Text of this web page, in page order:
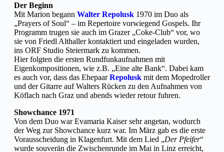
Der Beginn
Mit Marion begann Walter Repolusk 1970 im Duo als
„Prayers of Soul“ – im Repertoire vorwiegend Gospels. Ihr
Programm trugen sie auch im Grazer „Coke-Club“ vor, wo
sie von Friedl Althaller kontaktiert und eingeladen wurden,
ins ORF Studio Steiermark zu kommen.
Hier folgten die ersten Rundfunkaufnahmen mit
Eigenkompositionen, wie z.B. „Eine alte Bank“. Dabei kam
es auch vor, dass das EhepaarRepolusk mit dem Mopedroller
und der Gitarre auf Walters Rücken zu den Aufnahmen von
Köflach nach Graz und abends wieder retour fuhren.
Showchance 1971
Von dem Duo war Evamaria Kaiser sehr angetan, wodurch
der Weg zur Showchance kurz war. Im März gab es die erste
Vorausscheidung in Klagenfurt. Mit dem Lied „Der Pfeifer“
wurde souverän die Zwischenrunde im Mai in Linz erreicht,